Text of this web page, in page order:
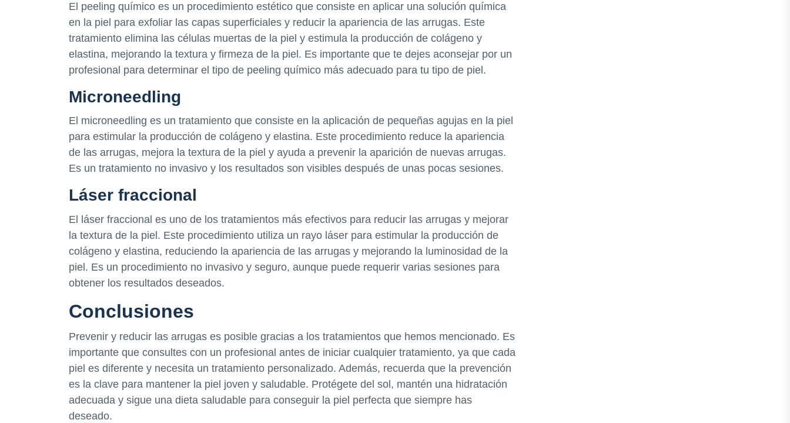
El peeling químico es un procedimiento estético que consiste en aplicar una solución química
en la piel para exfoliar las capas superficiales y reducir la apariencia de las arrugas. Este
tratamiento elimina las células muertas de la piel y estimula la producción de colágeno y
elastina, mejorando la textura y firmeza de la piel. Es importante que te dejes aconsejar por un
profesional para determinar el tipo de peeling químico más adecuado para tu tipo de piel.
Microneedling
El microneedling es un tratamiento que consiste en la aplicación de pequeñas agujas en la piel
para estimular la producción de colágeno y elastina. Este procedimiento reduce la apariencia
de las arrugas, mejora la textura de la piel y ayuda a prevenir la aparición de nuevas arrugas.
Es un tratamiento no invasivo y los resultados son visibles después de unas pocas sesiones.
Láser fraccional
El láser fraccional es uno de los tratamientos más efectivos para reducir las arrugas y mejorar
la textura de la piel. Este procedimiento utiliza un rayo láser para estimular la producción de
colágeno y elastina, reduciendo la apariencia de las arrugas y mejorando la luminosidad de la
piel. Es un procedimiento no invasivo y seguro, aunque puede requerir varias sesiones para
obtener los resultados deseados.
Conclusiones
Prevenir y reducir las arrugas es posible gracias a los tratamientos que hemos mencionado. Es
importante que consultes con un profesional antes de iniciar cualquier tratamiento, ya que cada
piel es diferente y necesita un tratamiento personalizado. Además, recuerda que la prevención
es la clave para mantener la piel joven y saludable. Protégete del sol, mantén una hidratación
adecuada y sigue una dieta saludable para conseguir la piel perfecta que siempre has
deseado.